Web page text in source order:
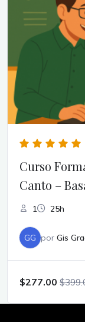
Curso
Canto –
1 25h
GG por Gis
$277.00